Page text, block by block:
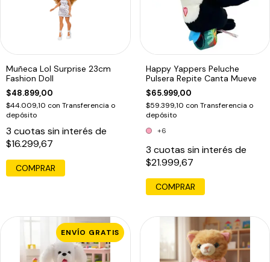
Muñeca Lol Surprise 23cm
Fashion Doll
$48.899,00
$44.009,10 con Transferencia o
depósito
3 cuotas sin interés de
$16.299,67
COMPRAR
Happy Yappers Peluche
Pulsera Repite Canta Mueve
$65.999,00
$59.399,10 con Transferencia o
depósito
+6
3 cuotas sin interés de
$21.999,67
COMPRAR
ENVÍO GRATIS